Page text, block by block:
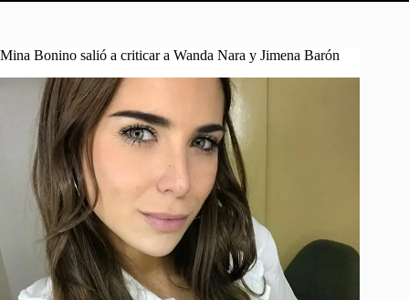
Mina Bonino salió a criticar a Wanda Nara y Jimena Barón